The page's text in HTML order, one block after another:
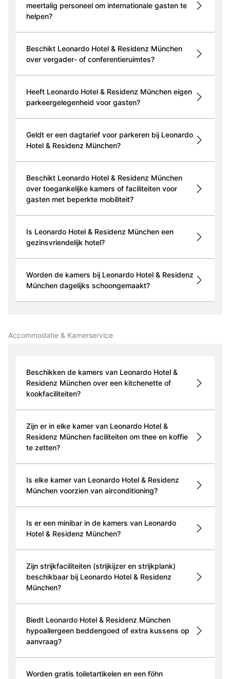
meertalig personeel om internationale gasten te
helpen?
Beschikt Leonardo Hotel & Residenz München
over vergader- of conferentieruimtes?
Heeft Leonardo Hotel & Residenz München eigen
parkeergelegenheid voor gasten?
Geldt er een dagtarief voor parkeren bij Leonardo
Hotel & Residenz München?
Beschikt Leonardo Hotel & Residenz München
over toegankelijke kamers of faciliteiten voor
gasten met beperkte mobiliteit?
Is Leonardo Hotel & Residenz München een
gezinsvriendelijk hotel?
Worden de kamers bij Leonardo Hotel & Residenz
München dagelijks schoongemaakt?
Accommodatie & Kamerservice
Beschikken de kamers van Leonardo Hotel &
Residenz München over een kitchenette of
kookfaciliteiten?
Zijn er in elke kamer van Leonardo Hotel &
Residenz München faciliteiten om thee en koffie
te zetten?
Is elke kamer van Leonardo Hotel & Residenz
München voorzien van airconditioning?
Is er een minibar in de kamers van Leonardo
Hotel & Residenz München?
Zijn strijkfaciliteiten (strijkijzer en strijkplank)
beschikbaar bij Leonardo Hotel & Residenz
München?
Biedt Leonardo Hotel & Residenz München
hypoallergeen beddengoed of extra kussens op
aanvraag?
Worden gratis toiletartikelen en een föhn